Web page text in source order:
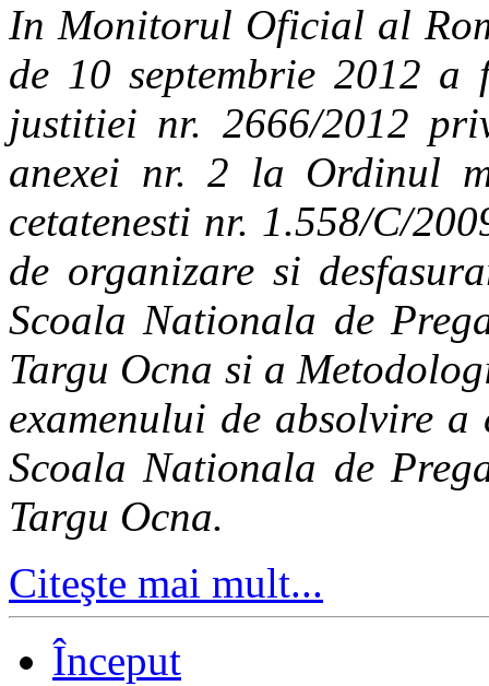
In Monitorul Oficial al
de 10 septembrie 2012
justitiei nr. 2666/2012
anexei nr. 2 la Ordinul
cetatenesti nr. 1.558/C/
de organizare si
Scoala Nationala de
Targu Ocna si a
examenului de absolvire
Scoala Nationala de
Targu Ocna.
Citeşte mai mult...
Început